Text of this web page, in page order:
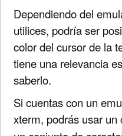
Dependiendo del
utilices, podría ser
color del cursor de la
tiene una relevancia
saberlo.
Si cuentas con un
xterm, podrás usar un